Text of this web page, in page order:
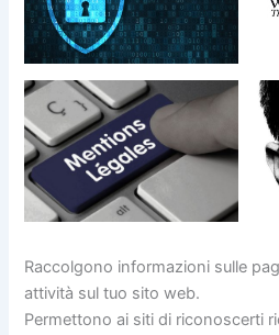
Raccolgono informazioni sulle
attività sul tuo sito web.
Permettono ai siti di riconoscerti